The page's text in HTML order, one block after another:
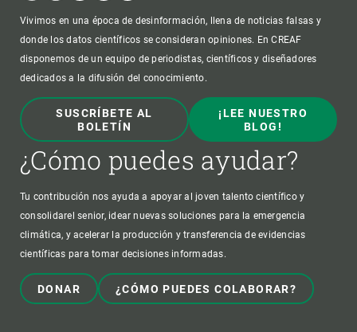
Vivimos en una época de desinformación, llena de noticias falsas y
donde los datos científicos se consideran opiniones. En CREAF
disponemos de un equipo de periodistas, científicos y diseñadores
dedicados a la difusión del conocimiento.
SUSCRÍBETE AL
BOLETÍN
¡LEE NUESTRO
BLOG!
¿Cómo puedes ayudar?
Tu contribución nos ayuda a apoyar al joven talento científico y
consolidarel senior, idear nuevas soluciones para la emergencia
climática, y acelerar la producción y transferencia de evidencias
científicas para tomar decisiones informadas.
DONAR ¿CÓMO PUEDES COLABORAR?